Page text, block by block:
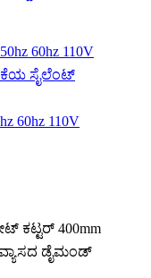
60hz 110V